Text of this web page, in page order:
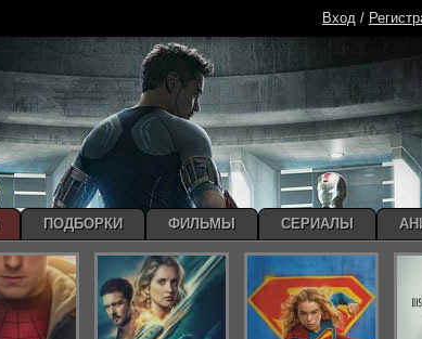
Вход /
ПОДБОРКИ ФИЛЬМЫ СЕРИАЛЫ